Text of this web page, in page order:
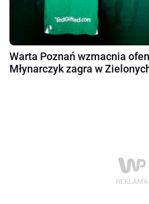
Warta Poznań wzmacnia
Młynarczyk zagra w